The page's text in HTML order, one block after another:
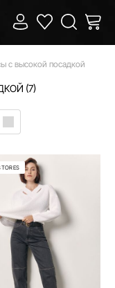
с высокой посадкой
(7)